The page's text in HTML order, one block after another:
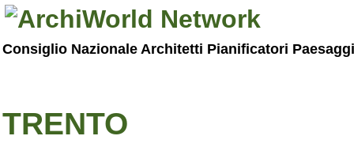
Consiglio Nazionale Architetti Pianificatori
TRENTO